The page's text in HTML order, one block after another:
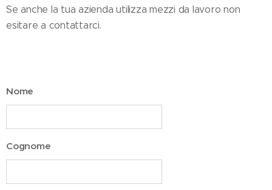
Se anche la tua azienda utilizza mezzi da lavoro non
esitare a contattarci.
Nome
Cognome